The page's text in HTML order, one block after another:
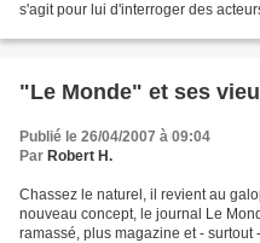
s'agit pour lui d'interroger des
"Le Monde" et ses
Publié le 26/04/2007 à 09:04
Par Robert H.
Chassez le naturel, il revient au
nouveau concept, le journal Le
ramassé, plus magazine et -